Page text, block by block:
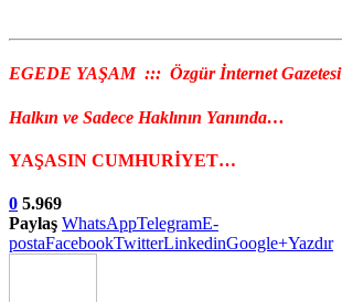
EGEDE YAŞAM ::: Özgür İnternet Gazetesi
Halkın ve Sadece Haklının Yanında…
YAŞASIN CUMHURİYET…
0 5.969
Paylaş WhatsAppTelegramE-
postaFacebookTwitterLinkedinGoogle+Yazdır